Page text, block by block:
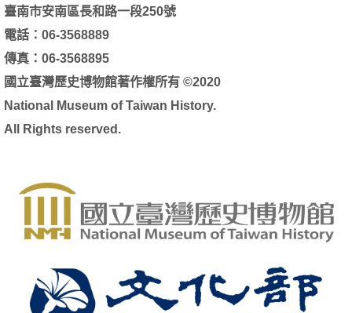
臺南市安南區長和路一段250號
電話：06-3568889
傳真：06-3568895
國立臺灣歷史博物館著作權所有 ©2020
National Museum of Taiwan History.
All Rights reserved.